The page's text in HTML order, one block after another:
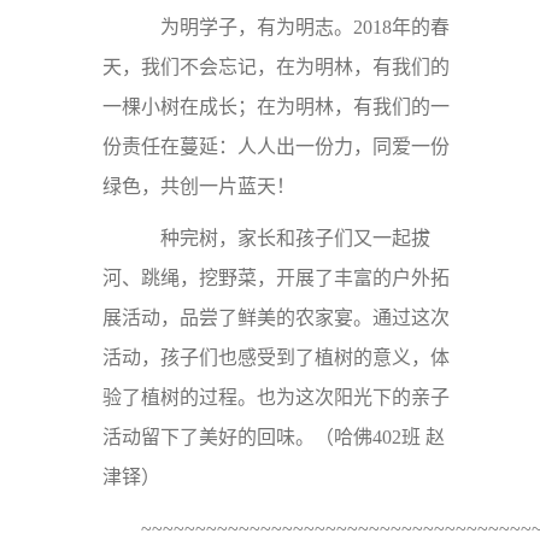
为明学子，有为明志。2018年的春
天，我们不会忘记，在为明林，有我们的
一棵小树在成长；在为明林，有我们的一
份责任在蔓延：人人出一份力，同爱一份
绿色，共创一片蓝天！
种完树，家长和孩子们又一起拔
河、跳绳，挖野菜，开展了丰富的户外拓
展活动，品尝了鲜美的农家宴。通过这次
活动，孩子们也感受到了植树的意义，体
验了植树的过程。也为这次阳光下的亲子
活动留下了美好的回味。（哈佛402班 赵
津铎）